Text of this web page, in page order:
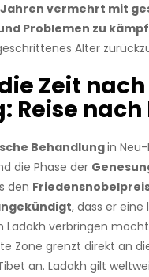
vermehrt mit
Problemen zu
Alter
Zeit
Reise
Behandlungin
die Phase der
den
, dass er eine
Ladakh verbringen
Zone grenzt direkt an
an. Ladakh gilt